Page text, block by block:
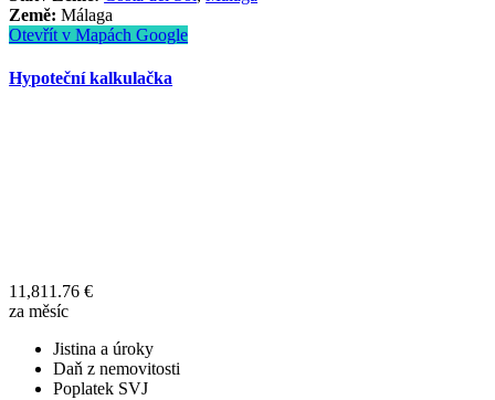
Země: Málaga
Otevřít v Mapách Google
Hypoteční kalkulačka
11,811.76 €
za měsíc
Jistina a úroky
Daň z nemovitosti
Poplatek SVJ